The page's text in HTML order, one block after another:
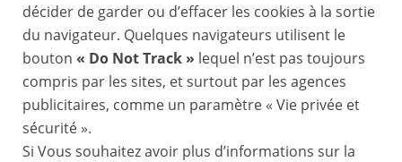
décider de garder ou d’effacer les cookies à la sortie
du navigateur. Quelques navigateurs utilisent le
bouton « Do Not Track » lequel n’est pas toujours
compris par les sites, et surtout par les agences
publicitaires, comme un paramètre « Vie privée et
sécurité ».
Si Vous souhaitez avoir plus d’informations sur la